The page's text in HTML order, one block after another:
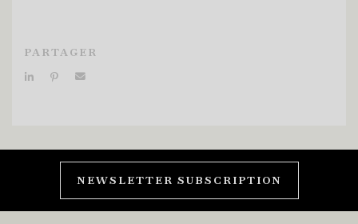
PARTAGER
NEWSLETTER SUBSCRIPTION